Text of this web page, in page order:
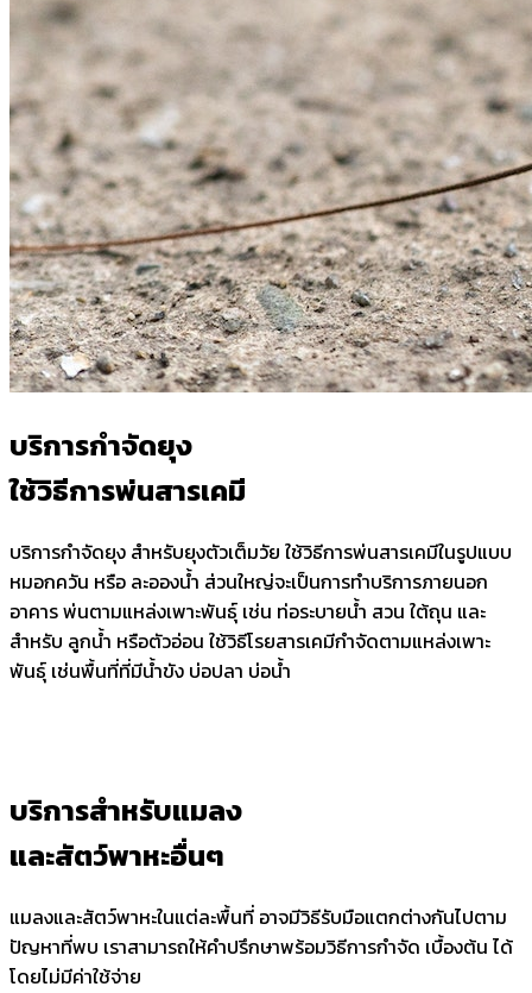
บริการกำจัดยุง
ใช้วิธีการพ่นสารเคมี
บริการกำจัดยุง สำหรับยุงตัวเต็มวัย ใช้วิธีการพ่นสารเคมีในรูปแบบ
หมอกควัน หรือ ละอองน้ำ ส่วนใหญ่จะเป็นการทำบริการภายนอก
อาคาร พ่นตามแหล่งเพาะพันธุ์ เช่น ท่อระบายน้ำ สวน ใต้ถุน และ
สำหรับ ลูกน้ำ หรือตัวอ่อน ใช้วิธีโรยสารเคมีกำจัดตามแหล่งเพาะ
พันธุ์ เช่นพื้นที่ที่มีน้ำขัง บ่อปลา บ่อน้ำ
บริการสำหรับแมลง
และสัตว์พาหะอื่นๆ
แมลงและสัตว์พาหะในแต่ละพื้นที่ อาจมีวิธีรับมือแตกต่างกันไปตาม
ปัญหาที่พบ เราสามารถให้คำปรึกษาพร้อมวิธีการกำจัด เบื้องต้น ได้
โดยไม่มีค่าใช้จ่าย